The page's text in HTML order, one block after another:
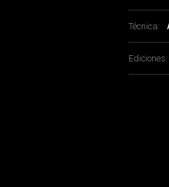
Técnica:
Ediciones: